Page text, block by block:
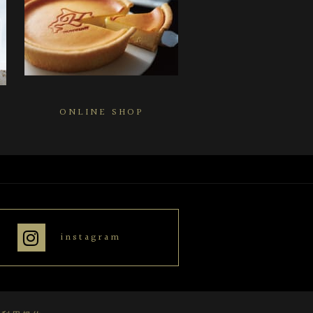
ONLINE SHOP
instagram